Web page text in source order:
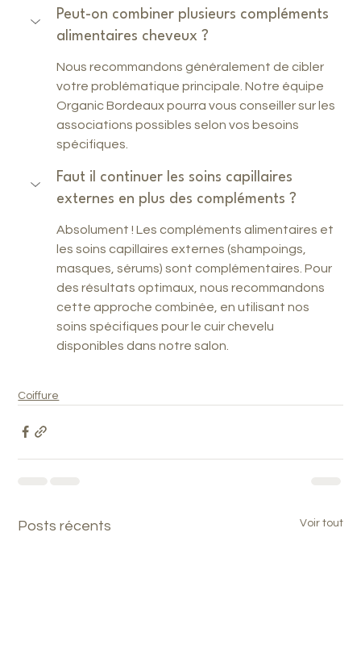
Peut-on combiner plusieurs compléments
alimentaires cheveux ?
Nous recommandons généralement de cibler
votre problématique principale. Notre équipe
Organic Bordeaux pourra vous conseiller sur les
associations possibles selon vos besoins
spécifiques.
Faut il continuer les soins capillaires
externes en plus des compléments ?
Absolument ! Les compléments alimentaires et
les soins capillaires externes (shampoings,
masques, sérums) sont complémentaires. Pour
des résultats optimaux, nous recommandons
cette approche combinée, en utilisant nos
soins spécifiques pour le cuir chevelu
disponibles dans notre salon.
Coiffure
Posts récents Voir tout